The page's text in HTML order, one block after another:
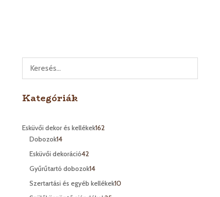
Kategóriák
Esküvői dekor és kellékek162162
Dobozok1414
termék
Esküvői dekoráció4242
termék
Gyűrűtartó dobozok1414
termék
Szertartási és egyéb kellékek10